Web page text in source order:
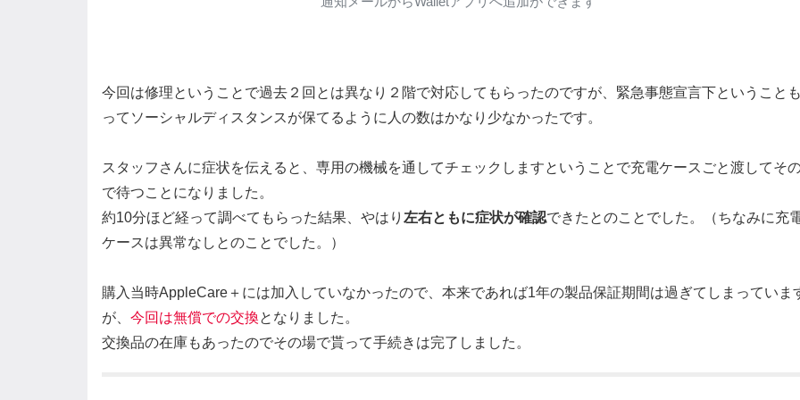
今回は修理ということで過去２回とは異なり２階で対応してもらったのですが、緊急事態宣言下ということ
ってソーシャルディスタンスが保てるように人の数はかなり少なかったです。
スタッフさんに症状を伝えると、専用の機械を通してチェックしますということで充電ケースごと渡してそ
で待つことになりました。
約10分ほど経って調べてもらった結果、やはり 左右ともに症状が確認できたとのことでした。（ちなみに充
ケースは異常なしとのことでした。）
購入当時AppleCare＋には加入していなかったので、本来であれば1年の製品保証期間は過ぎてしまっていま
が、 今回は無償での交換となりました。
交換品の在庫もあったのでその場で貰って手続きは完了しました。